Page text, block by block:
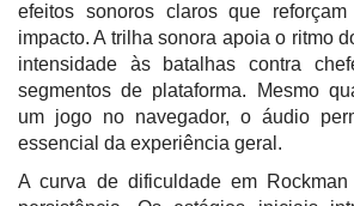
efeitos sonoros claros que
impacto. A trilha sonora apoia o ritmo
intensidade às batalhas contra
segmentos de plataforma. Mesmo
um jogo no navegador, o áudio
essencial da experiência geral.
A curva de dificuldade em